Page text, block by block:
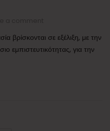
βρίσκονται σε εξέλιξη, με την
εμπιστευτικότητας, για την